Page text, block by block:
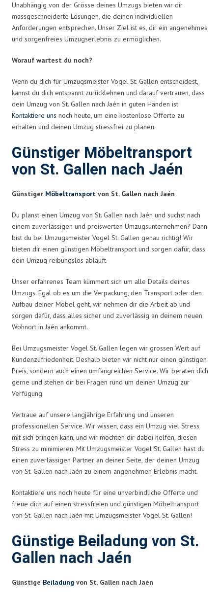
Unabhängig von der Grösse deines Umzugs bieten wir dir
massgeschneiderte Lösungen, die deinen individuellen
Anforderungen entsprechen. Unser Ziel ist es, dir ein angenehmes
und sorgenfreies Umzugserlebnis zu ermöglichen.
Worauf wartest du noch?
Wenn du dich für Umzugsmeister Vogel St. Gallen entscheidest,
kannst du dich entspannt zurücklehnen und darauf vertrauen, dass
dein Umzug von St. Gallen nach Jaén in guten Händen ist.
Kontaktiere uns noch heute, um eine kostenlose Offerte zu
erhalten und deinen Umzug stressfrei zu planen.
Günstiger Möbeltransport
von St. Gallen nach Jaén
Günstiger Möbeltransport von St. Gallen nach Jaén
Du planst einen Umzug von St. Gallen nach Jaén und suchst nach
einem zuverlässigen und preiswerten Umzugsunternehmen? Dann
bist du bei Umzugsmeister Vogel St. Gallen genau richtig! Wir
bieten dir einen günstigen Möbeltransport und sorgen dafür, dass
dein Umzug reibungslos abläuft.
Unser erfahrenes Team kümmert sich um alle Details deines
Umzugs. Egal ob es um die Verpackung, den Transport oder den
Aufbau deiner Möbel geht, wir nehmen dir die Arbeit ab und
sorgen dafür, dass alles sicher und zuverlässig an deinem neuen
Wohnort in Jaén ankommt.
Bei Umzugsmeister Vogel St. Gallen legen wir grossen Wert auf
Kundenzufriedenheit. Deshalb bieten wir nicht nur einen günstigen
Preis, sondern auch einen umfangreichen Service. Wir beraten dich
gerne und stehen dir bei Fragen rund um deinen Umzug zur
Verfügung.
Vertraue auf unsere langjährige Erfahrung und unseren
professionellen Service. Wir wissen, dass ein Umzug viel Stress
mit sich bringen kann, und wir möchten dir dabei helfen, diesen
Stress zu minimieren. Mit Umzugsmeister Vogel St. Gallen hast du
einen zuverlässigen Partner an deiner Seite, der deinen Umzug
von St. Gallen nach Jaén zu einem angenehmen Erlebnis macht.
Kontaktiere uns noch heute für eine unverbindliche Offerte und
freue dich auf einen stressfreien und günstigen Möbeltransport
von St. Gallen nach Jaén mit Umzugsmeister Vogel St. Gallen!
Günstige Beiladung von St.
Gallen nach Jaén
Günstige Beiladung von St. Gallen nach Jaén